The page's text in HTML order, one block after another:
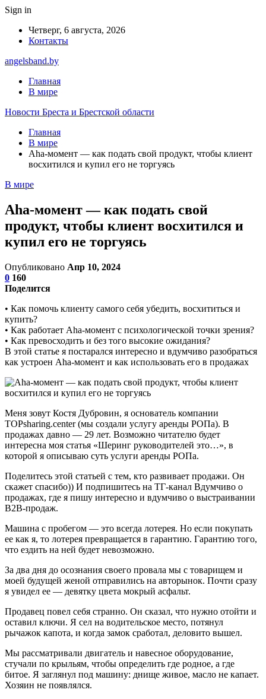
Sign in
Четверг, 6 августа, 2026
Контакты
angelsband.by
Главная
В мире
Новости Бреста и Брестской области
Главная
В мире
Aha-момент — как подать свой продукт, чтобы клиент
восхитился и купил его не торгуясь
В мире
Aha-момент — как подать свой
продукт, чтобы клиент восхитился и
купил его не торгуясь
Опубликовано Апр 10, 2024
0 160
Поделится
• Как помочь клиенту самого себя убедить, восхититься и
купить?
• Как работает Aha-момент с психологической точки зрения?
• Как превосходить и без того высокие ожидания?
В этой статье я постарался интересно и вдумчиво разобраться
как устроен Aha-момент и как использовать его в продажах
Меня зовут Костя Дубровин, я основатель компании
TOPsharing.center (мы создали услугу аренды РОПа). В
продажах давно — 29 лет. Возможно читателю будет
интересна моя статья «Шеринг руководителей это…», в
которой я описываю суть услуги аренды РОПа.
Поделитесь этой статьей с тем, кто развивает продажи. Он
скажет спасибо)) И подпишитесь на ТГ-канал Вдумчиво о
продажах, где я пишу интересно и вдумчиво о выстраивании
B2B-продаж.
Машина с пробегом — это всегда лотерея. Но если покупать
ее как я, то лотерея превращается в гарантию. Гарантию того,
что ездить на ней будет невозможно.
За два дня до осознания своего провала мы с товарищем и
моей будущей женой отправились на авторынок. Почти сразу
я увидел ее — девятку цвета мокрый асфальт.
Продавец повел себя странно. Он сказал, что нужно отойти и
оставил ключи. Я сел на водительское место, потянул
рычажок капота, и когда замок сработал, деловито вышел.
Мы рассматривали двигатель и навесное оборудование,
стучали по крыльям, чтобы определить где родное, а где
битое. Я заглянул под машину: днище живое, масло не капает.
Хозяин не появлялся.